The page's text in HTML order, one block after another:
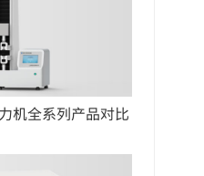
机全系列产品对比